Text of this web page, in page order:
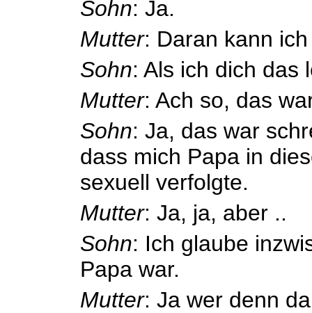
Sohn: Ja.
Mutter: Daran kann
Sohn: Als ich dich das
Mutter: Ach so, das
Sohn: Ja, das war
dass mich Papa in
sexuell verfolgte.
Mutter: Ja, ja, aber ..
Sohn: Ich glaube
Papa war.
Mutter: Ja wer denn